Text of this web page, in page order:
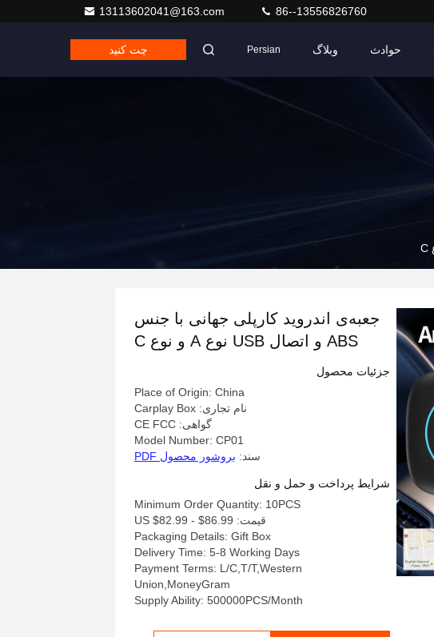
13113602041@163.com 86--13556826760
حوادث وبلاگ Persian چت کنید
جعبه‌ی اندروید کارپلی جهانی با جنس
ABS و اتصال USB نوع A و نوع C
جزئیات محصول
Place of Origin: China
نام تجاری: Carplay Box
گواهی: CE FCC
Model Number: CP01
سند: بروشور محصول PDF
شرایط پرداخت و حمل و نقل
Minimum Order Quantity: 10PCS
قیمت: US $82.99 - $86.99
Packaging Details: Gift Box
Delivery Time: 5-8 Working Days
Payment Terms: L/C,T/T,Western
Union,MoneyGram
Supply Ability: 500000PCS/Month